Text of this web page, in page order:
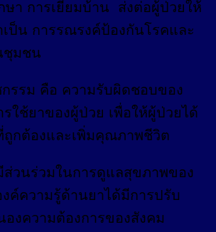
ษา การเยี่ยมบ้าน ส่งต่อผู้ป่วยให้
ป็น การรณรงค์ป้องกันโรคและ
ชุมชน
กรรม คือ ความรับผิดชอบของ
ใช้ยาของผู้ป่วย เพื่อให้ผู้ป่วยได้
ถูกต้องและเพิ่มคุณภาพชีวิต
ส่วนร่วมในการดูแลสุขภาพของ
ค์ความรู้ด้านยาได้มีการปรับ
งความต้องการของสังคม